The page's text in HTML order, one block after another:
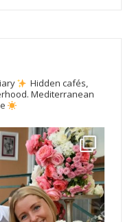
Hidden cafés,
Mediterranean